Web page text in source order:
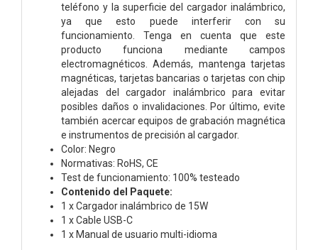
teléfono y la superficie del cargador inalámbrico,
ya que esto puede interferir con su
funcionamiento. Tenga en cuenta que este
producto funciona mediante campos
electromagnéticos. Además, mantenga tarjetas
magnéticas, tarjetas bancarias o tarjetas con chip
alejadas del cargador inalámbrico para evitar
posibles daños o invalidaciones. Por último, evite
también acercar equipos de grabación magnética
e instrumentos de precisión al cargador.
Color: Negro
Normativas: RoHS, CE
Test de funcionamiento: 100% testeado
Contenido del Paquete:
1 x Cargador inalámbrico de 15W
1 x Cable USB-C
1 x Manual de usuario multi-idioma